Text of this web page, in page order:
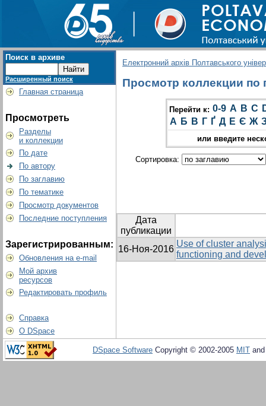
Поиск в архиве
Расширенный поиск
Главная страница
Просмотреть
Разделы
и коллекции
По дате
По автору
По заглавию
По тематике
Просмотр документов
Последние поступления
Зарегистрированным:
Обновления на e-mail
Мой архив
ресурсов
Редактировать профиль
Справка
О DSpace
Електронний архів Полтавського
Просмотр коллекции по
Перейти к: 0-9 A B C
А Б В Г Ґ Д Е Є Ж
или введите
Сортировка:
Дата
публикации
16-Ноя-2016
Use of cluster
functioning and
DSpace Software Copyright © 2002-2005 MIT